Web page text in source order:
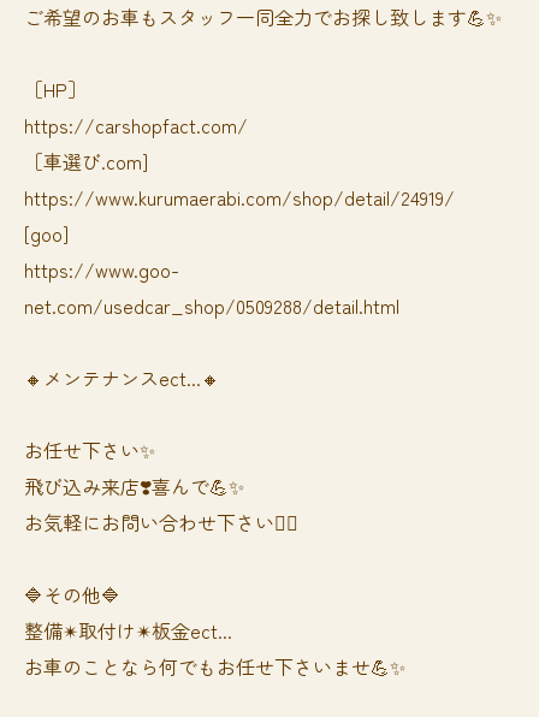
ご希望のお車もスタッフ一同全力でお探し致します💪✨
［HP］
https://carshopfact.com/
［車選び.com]
https://www.kurumaerabi.com/shop/detail/24919/
[goo]
https://www.goo-
net.com/usedcar_shop/0509288/detail.html
🔸メンテナンスect...🔸
お任せ下さい✨
飛び込み来店❣️喜んで💪✨
お気軽にお問い合わせ下さい🙆‍♀️
🔷その他🔷
整備✴︎取付け✴︎板金ect...
お車のことなら何でもお任せ下さいませ💪✨